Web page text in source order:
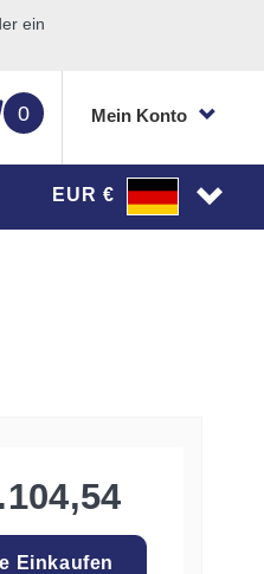
ein
0 Mein Konto
EUR €
Einkaufen